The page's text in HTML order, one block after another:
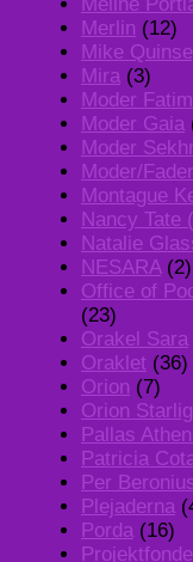
Méline
Merlin (12)
Mike
Mira (3)
Moder
Moder Gaia
Moder
Moder/
Montague
Nancy Tate
Natalie
NESARA(2)
Office of
(23)
Orakel Sara
Oraklet (36)
Orion (7)
Orion
Pallas
Patricia
Per
Plejaderna
Porda (16)